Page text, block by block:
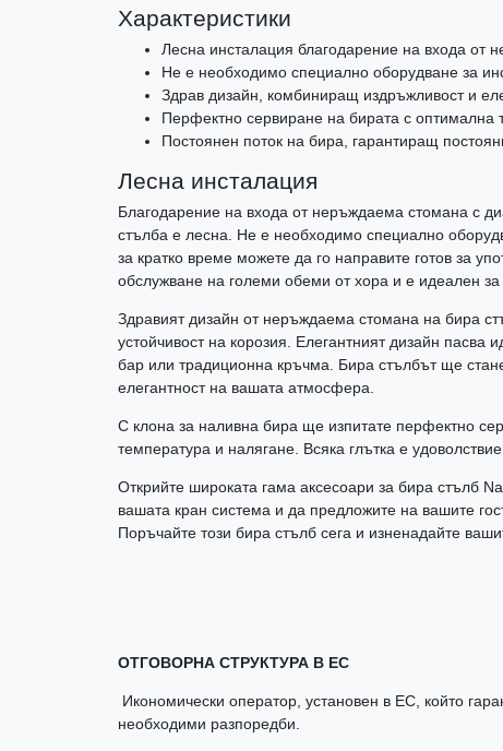
Характеристики
Лесна инсталация благодарение на входа
Не е необходимо специално оборудване за
Здрав дизайн, комбиниращ издръжливост и
Перфектно сервиране на бирата с оптимална
Постоянен поток на бира, гарантиращ
Лесна инсталация
Благодарение на входа от неръждаема стомана с
стълба е лесна. Не е необходимо специално
за кратко време можете да го направите готов за
обслужване на големи обеми от хора и е идеален за
Здравият дизайн от неръждаема стомана на бира
устойчивост на корозия. Елегантният дизайн пасва
бар или традиционна кръчма. Бира стълбът ще
елегантност на вашата атмосфера.
С клона за наливна бира ще изпитате перфектно
температура и налягане. Всяка глътка е удоволствие
Открийте широката гама аксесоари за бира стълб
вашата кран система и да предложите на вашите
Поръчайте този бира стълб сега и изненадайте
ОТГОВОРНА СТРУКТУРА В ЕС
Икономически оператор, установен в ЕС, който
необходими разпоредби.